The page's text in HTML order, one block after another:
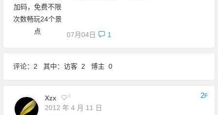
07月04日 1
评论：2 其中：访客 2 博主 0
Xzx 0
2012 年 4 月 11 日
2F